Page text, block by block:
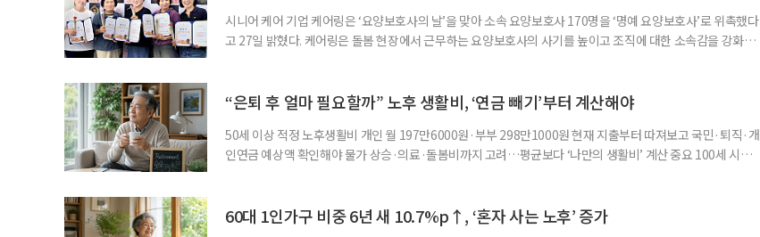
시니어 케어 기업 케어링은 ‘요양보호사의 날’을 맞아 소속 요양보호사 170명을 ‘명예 요양보호사’로 위촉했다
고 27일 밝혔다. 케어링은 돌봄 현장에서 근무하는 요양보호사의 사기를 높이고 조직에 대한 소속감을 강화하
점에서 선정된 요양보호사들에게 위촉장과 감사 편지를 전달했다. 우수 요양보호사들이 현장에서 쌓은 돌봄
“은퇴 후 얼마 필요할까” 노후 생활비, ‘연금 빼기’부터 계산해야
50세 이상 적정 노후생활비 개인 월 197만6000원·부부 298만1000원 현재 지출부터 따져보고 국민·퇴직·개
인연금 예상액 확인해야 물가 상승·의료·돌봄비까지 고려…평균보다 ‘나만의 생활비’ 계산 중요 100세 시대
준비의 출발점이라는 조언이 나온다. 조고은 하나금융연구소 하나더넥스트연구센터 수석연구원은 은퇴
60대 1인가구 비중 6년 새 10.7%p↑, ‘혼자 사는 노후’ 증가